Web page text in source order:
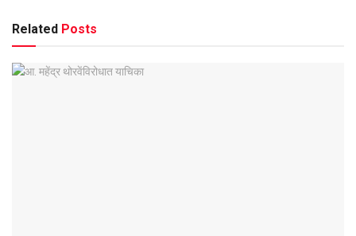
Related Posts